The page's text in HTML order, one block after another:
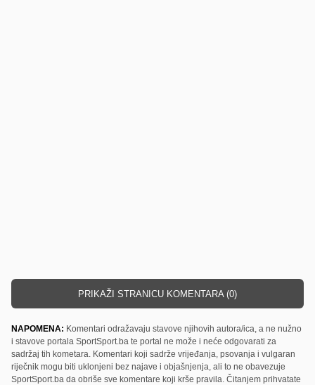
PRIKAŽI STRANICU KOMENTARA (0)
NAPOMENA: Komentari odražavaju stavove njihovih autora/ica, a ne nužno
i stavove portala SportSport.ba te portal ne može i neće odgovarati za
sadržaj tih kometara. Komentari koji sadrže vrijeđanja, psovanja i vulgaran
riječnik mogu biti uklonjeni bez najave i objašnjenja, ali to ne obavezuje
SportSport.ba da obriše sve komentare koji krše pravila. Čitanjem prihvatate